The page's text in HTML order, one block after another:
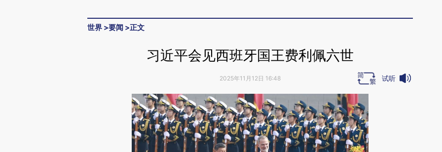
世界 >要闻 >正文
习近平会见西班牙国王费利佩六世
2025年11月12日 16:48 试听